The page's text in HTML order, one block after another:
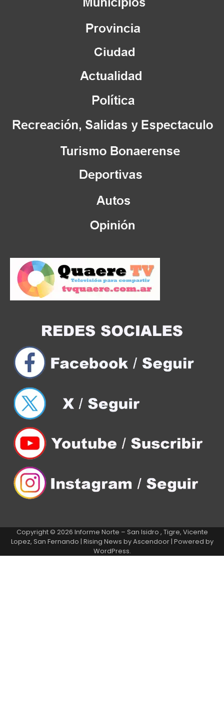
Copyright © 2026 Informe Norte – San Isidro , Tigre, Vicente
Lopez, San Fernando | Rising News byAscendoor| Powered by
WordPress.